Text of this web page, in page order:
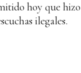
hoy que hizo
ilegales.